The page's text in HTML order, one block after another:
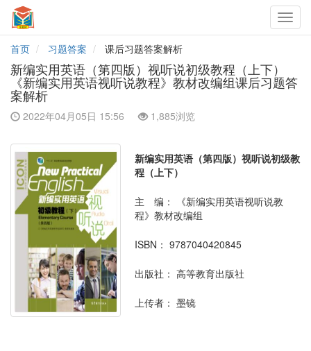
首页
习题答案 课后习题答案解析
新编实用英语（第四版）视听说初级教程（上下）
《新编实用英语视听说教程》教材改编组课后习题答
案解析
2022年04月05日 15:56 1,885浏览
新编实用英语（第四版）视听说初级教
程（上下）
主 编：
《新编实用英语视听说教
程》教材改编组
ISBN： 9787040420845
出版社： 高等教育出版社
上传者： 墨镜